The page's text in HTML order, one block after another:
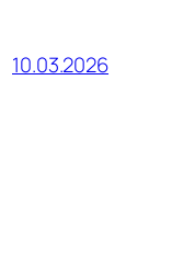
10.03.2026